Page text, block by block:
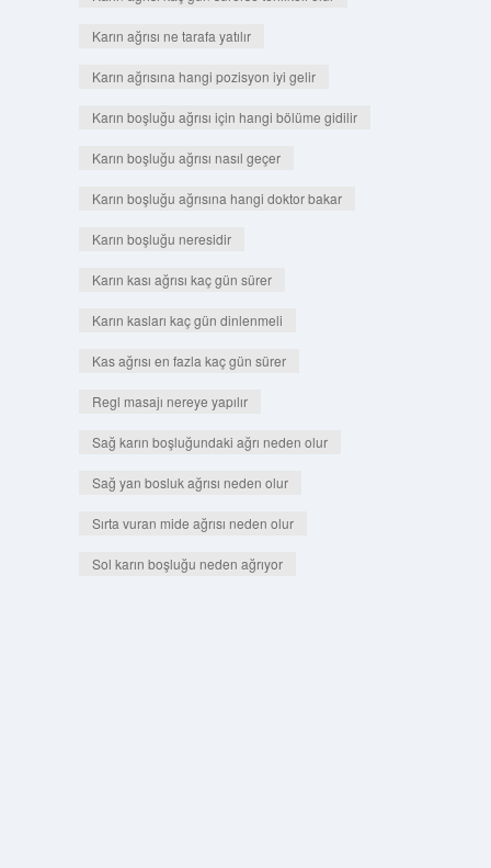
Karın ağrısı ne tarafa yatılır
Karın ağrısına hangi pozisyon iyi gelir
Karın boşluğu ağrısı için hangi bölüme gidilir
Karın boşluğu ağrısı nasıl geçer
Karın boşluğu ağrısına hangi doktor bakar
Karın boşluğu neresidir
Karın kası ağrısı kaç gün sürer
Karın kasları kaç gün dinlenmeli
Kas ağrısı en fazla kaç gün sürer
Regl masajı nereye yapılır
Sağ karın boşluğundaki ağrı neden olur
Sağ yan bosluk ağrısı neden olur
Sırta vuran mide ağrısı neden olur
Sol karın boşluğu neden ağrıyor